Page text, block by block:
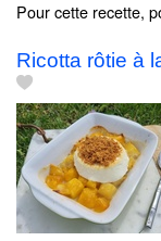
Pour cette recette,
Ricotta rôtie à